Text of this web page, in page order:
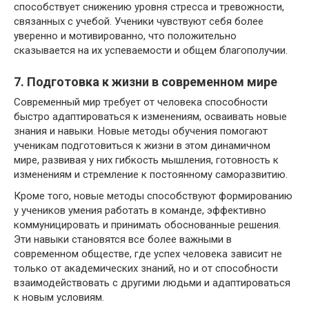
способствует снижению уровня стресса и тревожности,
связанных с учебой. Ученики чувствуют себя более
уверенно и мотивированно, что положительно
сказывается на их успеваемости и общем благополучии.
7. Подготовка к жизни в современном мире
Современный мир требует от человека способности
быстро адаптироваться к изменениям, осваивать новые
знания и навыки. Новые методы обучения помогают
ученикам подготовиться к жизни в этом динамичном
мире, развивая у них гибкость мышления, готовность к
изменениям и стремление к постоянному саморазвитию.
Кроме того, новые методы способствуют формированию
у учеников умения работать в команде, эффективно
коммуницировать и принимать обоснованные решения.
Эти навыки становятся все более важными в
современном обществе, где успех человека зависит не
только от академических знаний, но и от способности
взаимодействовать с другими людьми и адаптироваться
к новым условиям.